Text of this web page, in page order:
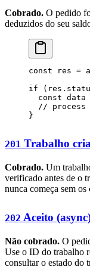
Cobrado. O pedido
deduzidos do seu
const res =
if
  const
data
// process
}
201 Trabalho
Cobrado. Um
verificado antes de o
nunca começa sem os
202 Aceito
Não cobrado. O
Use o ID do trabalho
consultar o estado do